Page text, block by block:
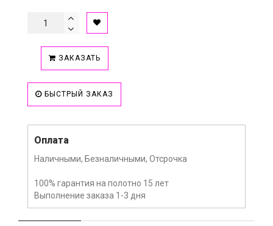
ЗАКАЗАТЬ
БЫСТРЫЙ ЗАКАЗ
Оплата
Наличными, Безналичными, Отсрочка
100% гарантия на полотно 15 лет
Выполнение заказа 1-3 дня